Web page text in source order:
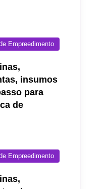
Empreedimento
insumos
para
de
Empreedimento